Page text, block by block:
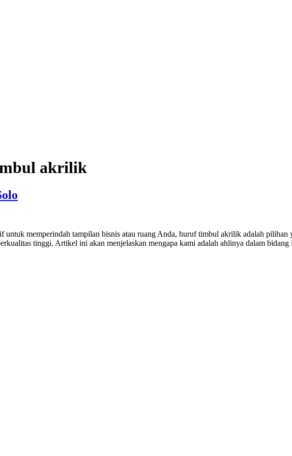
akrilik
untuk memperindah tampilan bisnis atau ruang Anda, huruf timbul akrilik adalah
tinggi. Artikel ini akan menjelaskan mengapa kami adalah ahlinya dalam